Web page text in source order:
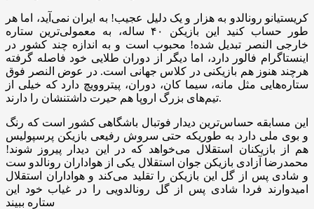
کریستیانو رونالدو به هزار و یک دلیل عجیب! به ایران نمی‌آید، اما هر
طور حساب کنید این بازیکن ۴۰ ساله، به معمولی‌ترین ستاره
خارجی النصر تبدیل شده! محبوب است و به اندازه چند کشور در
اینستاگرام فالور دارد، اما دیگر از دوران طلایی خود فاصله گرفته
هرچند هنوز هم بازیکنی در کلاس جهانی است. در عوض النصر فوق
ستاره‌هایی مثل مانه، سیما کان، دوران، پیتروویچ دارد که خیلی از
تیم‌های بزرگ اروپا هم حیرت داشتنشان را دارند.
این مسابقه حساس‌ترین دیدار فوتبال باشگاهی کشور است که رنگ
و بوی ملی دارد به طوریکه حتی سروش رفیعی بازیکن پرسپولیس
هم از بازیکنان استقلال می‌خواهد که در این دیدار پیروز شوند!
محمدرضا آزادی بازیکن جوان استقلال یکی از هواداران رونالدو ست
و شادی پس از گل این بازیکن را تقلید می‌کند و هواداران استقلال
امیدوارند فردا شادی پس از گل رونالدویی را در غیاب خود این
ستاره ببیند